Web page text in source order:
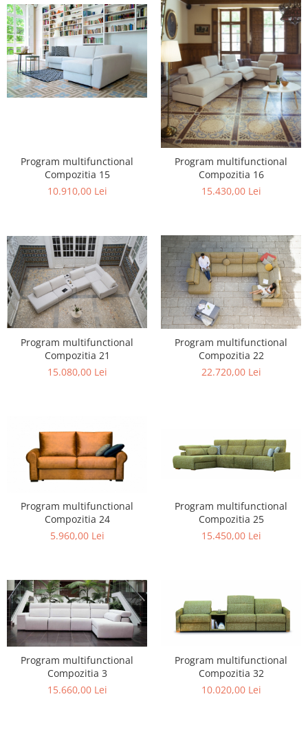
Program multifunctional
Compozitia 15
10.910,00 Lei
Program multifunctional
Compozitia 16
15.430,00 Lei
Program multifunctional
Compozitia 21
15.080,00 Lei
Program multifunctional
Compozitia 22
22.720,00 Lei
Program multifunctional
Compozitia 24
5.960,00 Lei
Program multifunctional
Compozitia 25
15.450,00 Lei
Program multifunctional
Compozitia 3
15.660,00 Lei
Program multifunctional
Compozitia 32
10.020,00 Lei